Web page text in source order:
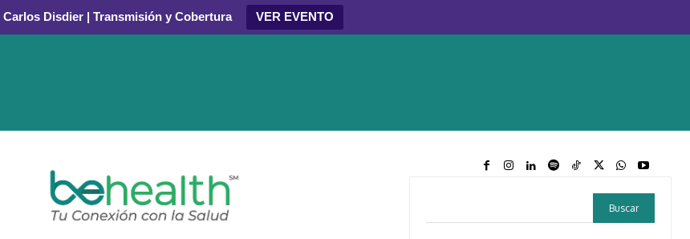
Disdier | Transmisión y Cobertura VER EVENTO
Buscar